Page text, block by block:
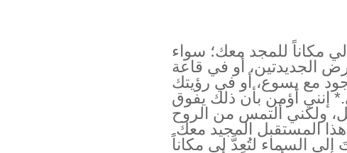
مكاناً للمجد معك؛ سواء
الجديدتين، أو في قاعة
مع يسوع، أو في رؤيتك
أؤمن بأن ذلك يفوق
ولكني ألتمس من الروح
المستقبل المجيد معك.
السماء لتُعِدَّ لي مكاناً